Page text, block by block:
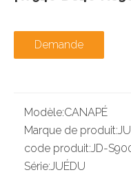
Demande
Modèle:CANAPÉ
Marque de produit:
code produit:JD-
Série:JUÉDU